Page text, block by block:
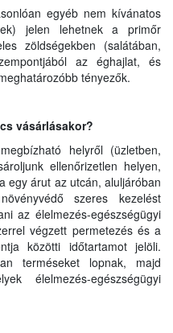
egyéb nem kívánatos
jelen lehetnek a primőr
zöldségekben (salátában,
az éghajlat, és
tényezők.
vásárlásakor?
helyről (üzletben,
ellenőrizetlen helyen,
egy árut az utcán, aluljáróban
szeres kezelést
az élelmezés-egészségügyi
végzett permetezés és a
közötti időtartamot jelöli.
terméseket lopnak, majd
élelmezés-egészségügyi